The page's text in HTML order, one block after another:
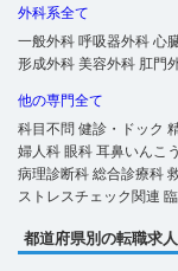
外科系全て
一般外科呼吸器外科心
形成外科美容外科 肛門
他の専門全て
科目不問健診・ドック
婦人科眼科耳鼻いんこ
病理診断科総合診療科
ストレスチェック関連
都道府県別の転職求人